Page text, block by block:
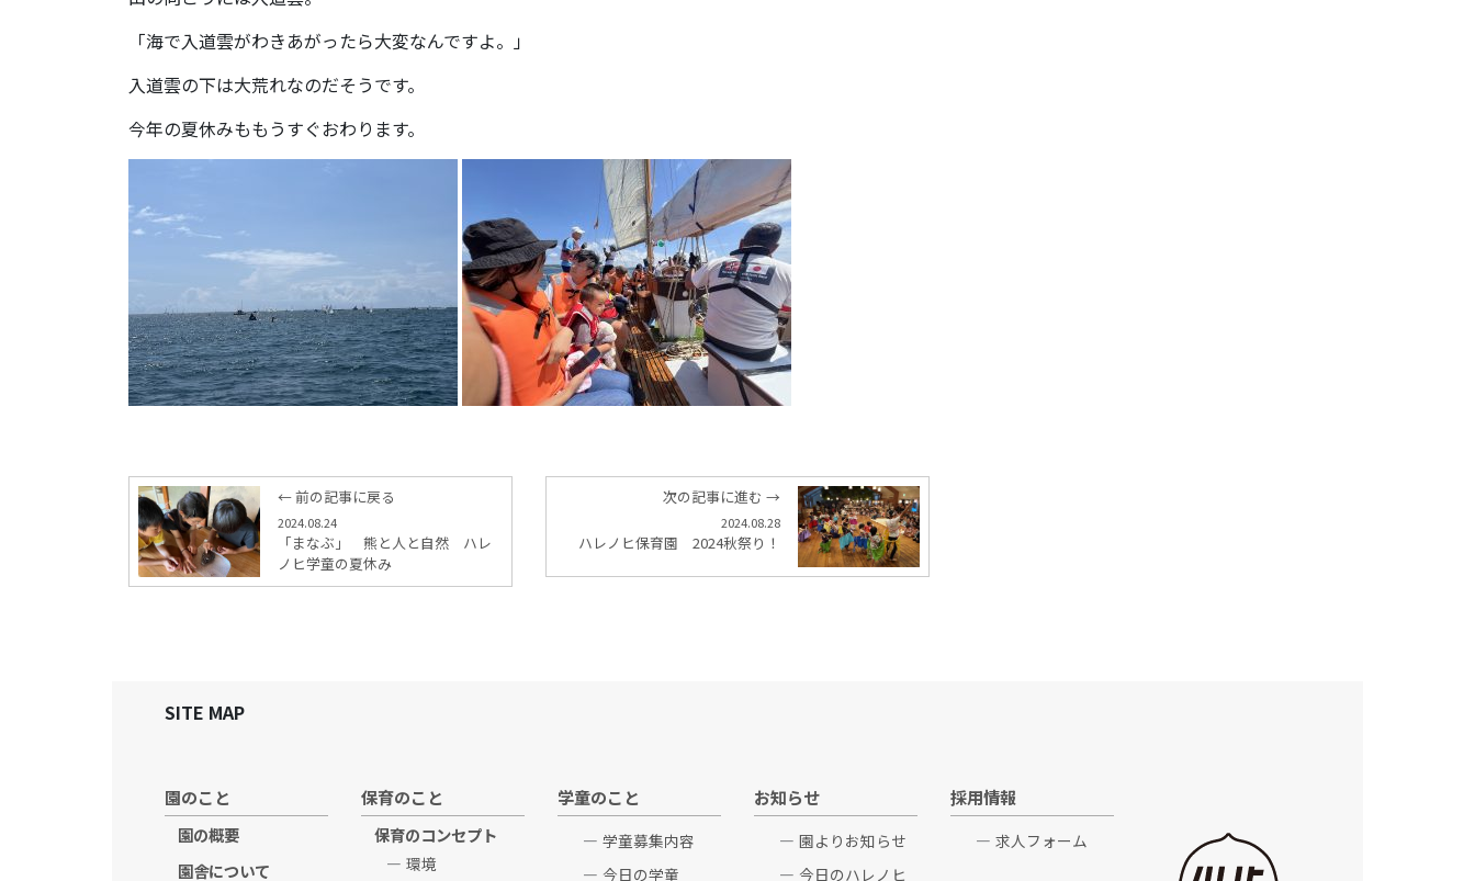
「海で入道雲がわきあがったら大変なんですよ。」
入道雲の下は大荒れなのだそうです。
今年の夏休みももうすぐおわります。
← 前の記事に戻る
2024.08.24
「まなぶ」 熊と人と自然 ハレ
ノヒ学童の夏休み
次の記事に進む →
2024.08.28
ハレノヒ保育園 2024秋祭り！
SITE MAP
園のこと
園の概要
園舎について
保育のこと
保育のコンセプト
環境
学童のこと
学童募集内容
今日の学童
お知らせ
園よりお知らせ
今日のハレノヒ
採用情報
求人フォーム